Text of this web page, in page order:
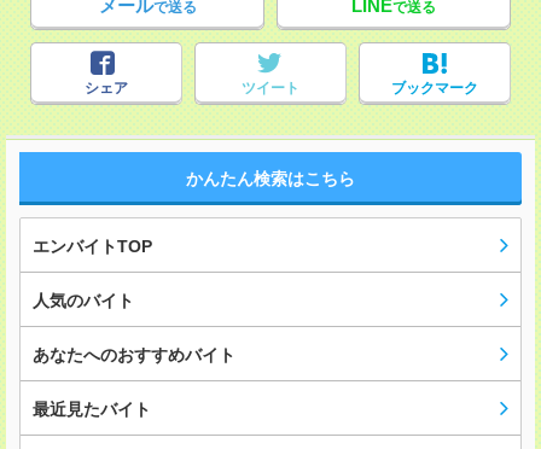
メールで送る LINEで送る
シェア ツイート ブックマーク
かんたん検索はこちら
エンバイトTOP
人気のバイト
あなたへのおすすめバイト
最近見たバイト